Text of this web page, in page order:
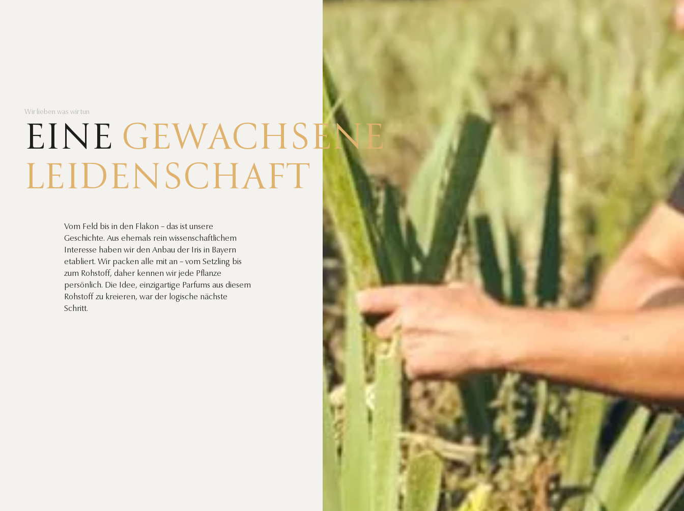
Wir lieben was wir tun
EINE GEWACHSENE
LEIDENSCHAFT
Vom Feld bis in den Flakon – das ist unsere
Geschichte. Aus ehemals rein wissenschaftlichem
Interesse haben wir den Anbau der Iris in Bayern
etabliert. Wir packen alle mit an – vom Setzling bis
zum Rohstoff, daher kennen wir jede Pflanze
persönlich. Die Idee, einzigartige Parfums aus diesem
Rohstoff zu kreieren, war der logische nächste
Schritt.